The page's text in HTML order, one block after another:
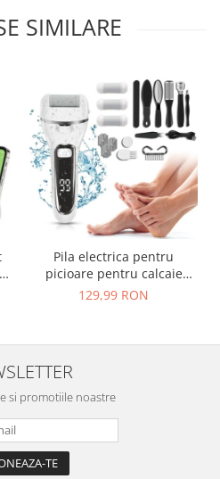
SIMILARE
Pila electrica pentru
picioare pentru calcaie
crapate si piele uscata,
Incarcare USB, Set cu
129,99 RON
si promotiile noastre